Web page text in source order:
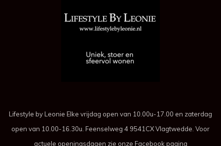
Lifestyle by Leonie Elke vrijdag open van 10.00u-17.00 en zaterdag
open van 10.00-16.30u. Feenselweg 4 9541CX Vlagtwedde. Voor
actuele openingsdagen zie onze Facebook pagina